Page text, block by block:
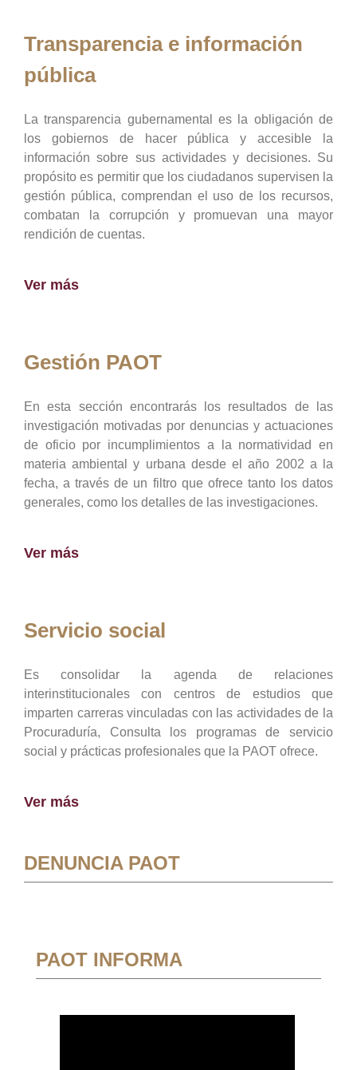
Transparencia e información
pública
La transparencia gubernamental es la obligación de
los gobiernos de hacer pública y accesible la
información sobre sus actividades y decisiones. Su
propósito es permitir que los ciudadanos supervisen la
gestión pública, comprendan el uso de los recursos,
combatan la corrupción y promuevan una mayor
rendición de cuentas.
Ver más
Gestión PAOT
En esta sección encontrarás los resultados de las
investigación motivadas por denuncias y actuaciones
de oficio por incumplimientos a la normatividad en
materia ambiental y urbana desde el año 2002 a la
fecha, a través de un filtro que ofrece tanto los datos
generales, como los detalles de las investigaciones.
Ver más
Servicio social
Es consolidar la agenda de relaciones
interinstitucionales con centros de estudios que
imparten carreras vinculadas con las actividades de la
Procuraduría, Consulta los programas de servicio
social y prácticas profesionales que la PAOT ofrece.
Ver más
DENUNCIA PAOT
PAOT INFORMA